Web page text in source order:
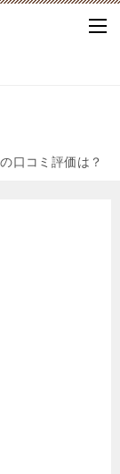
口コミ評価は？